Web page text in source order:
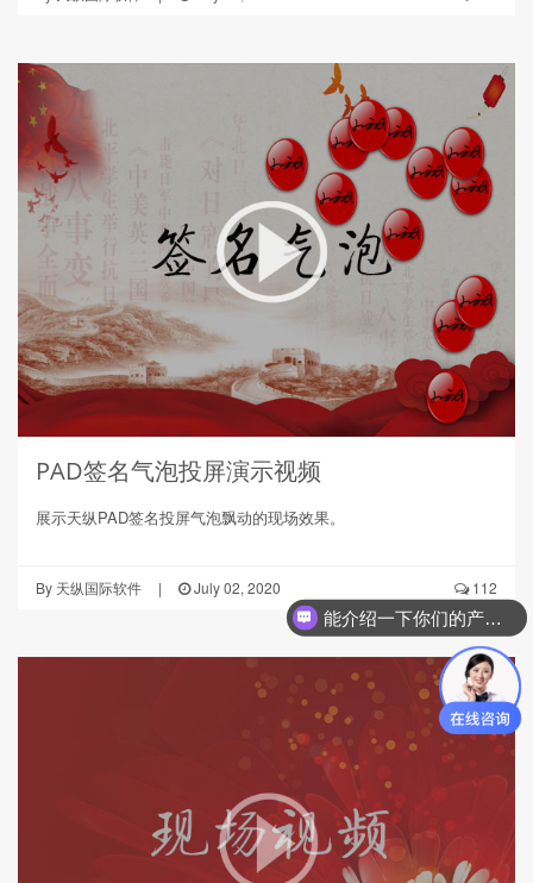
PAD签名气泡投屏演示视频
展示天纵PAD签名投屏气泡飘动的现场效果。
By 天纵国际软件 | July 02, 2020 112
能介绍一下你们的产品吗